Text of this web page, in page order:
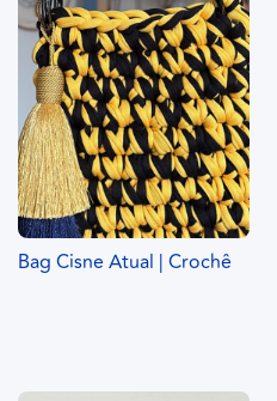
Bag Cisne Atual | Crochê